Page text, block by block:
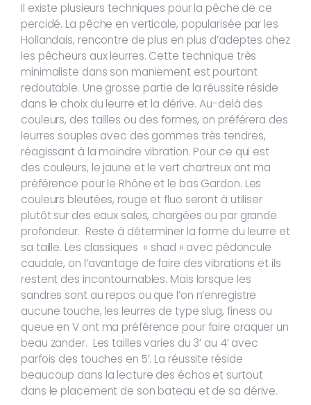
Il existe plusieurs techniques pour la pêche de ce
percidé. La pêche en verticale, popularisée par les
Hollandais, rencontre de plus en plus d’adeptes chez
les pêcheurs aux leurres. Cette technique très
minimaliste dans son maniement est pourtant
redoutable. Une grosse partie de la réussite réside
dans le choix du leurre et la dérive. Au-delà des
couleurs, des tailles ou des formes, on préférera des
leurres souples avec des gommes très tendres,
réagissant à la moindre vibration. Pour ce qui est
des couleurs, le jaune et le vert chartreux ont ma
préférence pour le Rhône et le bas Gardon. Les
couleurs bleutées, rouge et fluo seront à utiliser
plutôt sur des eaux sales, chargées ou par grande
profondeur. Reste à déterminer la forme du leurre et
sa taille. Les classiques « shad » avec pédoncule
caudale, on l’avantage de faire des vibrations et ils
restent des incontournables. Mais lorsque les
sandres sont au repos ou que l’on n’enregistre
aucune touche, les leurres de type slug, finess ou
queue en V ont ma préférence pour faire craquer un
beau zander. Les tailles varies du 3’ au 4’ avec
parfois des touches en 5’. La réussite réside
beaucoup dans la lecture des échos et surtout
dans le placement de son bateau et de sa dérive.